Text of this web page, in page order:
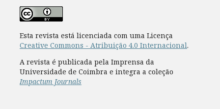
Esta revista está licenciada com uma Licença
Creative Commons - Atribuição 4.0 Internacional.
A revista é publicada pela Imprensa da
Universidade de Coimbra e integra a coleção
Impactum Journals